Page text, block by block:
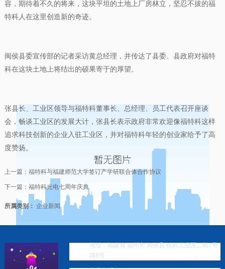
容，期待着不久的将来，这块平坦的土地上厂房林立，坚忍不拔的福
特科人在这里创造新的奇迹。
闽侯县委宣传部的记者采访黄总经理，并传达了县委、县政府对福特
科在这块土地上将结出的硕果寄于的厚望。
张县长、工业区领导与福特科董事长、总经理、员工代表召开座谈
会，畅谈工业区的发展大计，张县长表示政府非常欢迎像福特科这样
追求科技创新的企业入驻工业区，并对福特科年轻的创业家给予了高
度赞扬。
上一篇： 福特科与福建师范大学签订产学研联合体合作协议
下一篇： 福特科光电七周年庆典
所属类别：企业新闻
地址：福建省 福州市 闽侯县 铁岭工业区二期7号
路8号